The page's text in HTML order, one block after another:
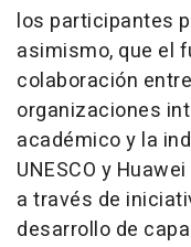
los participantes
asimismo, que el
colaboración
organizaciones
académico y la
UNESCO y
a través de
desarrollo de